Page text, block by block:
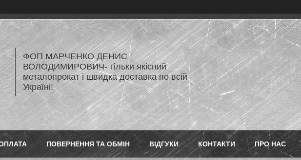
ФОП МАРЧЕНКО ДЕНИС
ВОЛОДИМИРОВИЧ- тільки якісний
металопрокат і швидка доставка по всій
Україні!
ПОВЕРНЕННЯ ТА ОБМІН ВІДГУКИ КОНТАКТИ ПРО НАС